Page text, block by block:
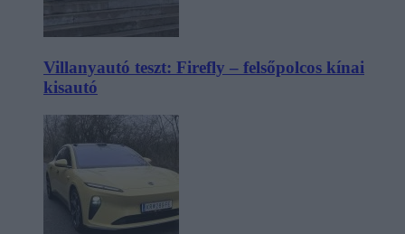
Villanyautó teszt: Firefly – felsőpolcos kínai
kisautó